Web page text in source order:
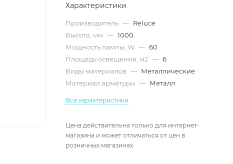
Характеристики
Производитель — Reluce
Высота, мм — 1000
Мощность лампы, W — 60
Площадь освещения, м2 — 6
Виды материалов — Металлические
Материал арматуры — Металл
Все характеристики
Цена действительна только для интернет-
магазина и может отличаться от цен в
розничных магазинах